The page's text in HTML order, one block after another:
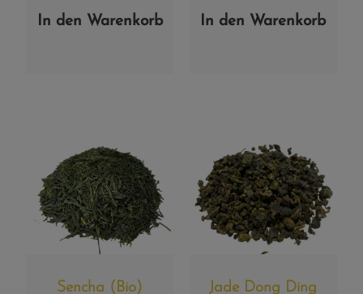
In den Warenkorb In den Warenkorb
Sencha (Bio)
Jade Dong Ding